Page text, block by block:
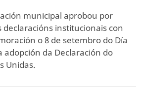
municipal aprobou por
institucionais con
o 8 de setembro do Día
adopción da Declaración do
Unidas.